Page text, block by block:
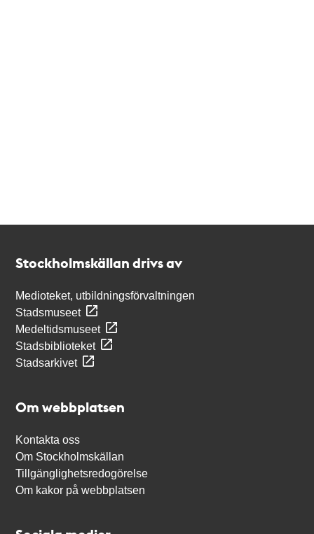
Stockholmskällan drivs av
Medioteket, utbildningsförvaltningen
Stadsmuseet
Medeltidsmuseet
Stadsbiblioteket
Stadsarkivet
Om webbplatsen
Kontakta oss
Om Stockholmskällan
Tillgänglighetsredogörelse
Om kakor på webbplatsen